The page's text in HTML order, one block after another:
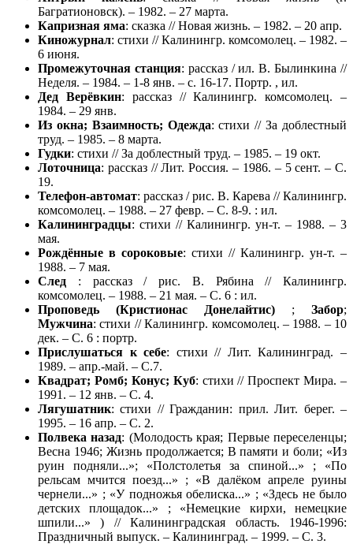
Багратионовск). – 1982. – 27 марта.
Капризная яма: сказка // Новая жизнь. – 1982. – 20 апр.
Киножурнал: стихи // Калинингр. комсомолец. – 1982. –
6 июня.
Промежуточная станция: рассказ / ил. В. Былинкина //
Неделя. – 1984. – 1-8 янв. – с. 16-17. Портр. , ил.
Дед Верёвкин: рассказ // Калинингр. комсомолец. –
1984. – 29 янв.
Из окна; Взаимность; Одежда: стихи // За доблестный
труд. – 1985. – 8 марта.
Гудки: стихи // За доблестный труд. – 1985. – 19 окт.
Лоточница: рассказ // Лит. Россия. – 1986. – 5 сент. – С.
19.
Телефон-автомат: рассказ / рис. В. Карева // Калинингр.
комсомолец. – 1988. – 27 февр. – С. 8-9. : ил.
Калининградцы: стихи // Калинингр. ун-т. – 1988. – 3
мая.
Рождённые в сороковые: стихи // Калинингр. ун-т. –
1988. – 7 мая.
След : рассказ / рис. В. Рябина // Калинингр.
комсомолец. – 1988. – 21 мая. – С. 6 : ил.
Проповедь (Кристионас Донелайтис) ; Забор;
Мужчина: стихи // Калинингр. комсомолец. – 1988. – 10
дек. – С. 6 : портр.
Прислушаться к себе: стихи // Лит. Калининград. –
1989. – апр.-май. – С.7.
Квадрат; Ромб; Конус; Куб: стихи // Проспект Мира. –
1991. – 12 янв. – С. 4.
Лягушатник: стихи // Гражданин: прил. Лит. берег. –
1995. – 16 апр. – С. 2.
Полвека назад: (Молодость края; Первые переселенцы;
Весна 1946; Жизнь продолжается; В памяти и боли; «Из
руин подняли...»; «Полстолетья за спиной...» ; «По
рельсам мчится поезд...» ; «В далёком апреле руины
чернели...» ; «У подножья обелиска...» ; «Здесь не было
детских площадок...» ; «Немецкие кирхи, немецкие
шпили...» ) // Калининградская область. 1946-1996:
Праздничный выпуск. – Калининград. – 1999. – С. 3.